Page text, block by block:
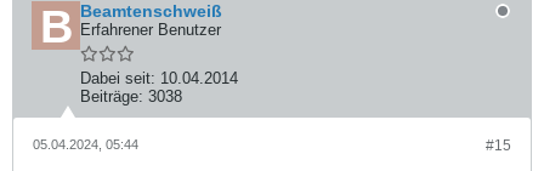
Beamtenschweiß
Erfahrener Benutzer
Dabei seit: 10.04.2014
Beiträge: 3038
#15
05.04.2024, 05:44